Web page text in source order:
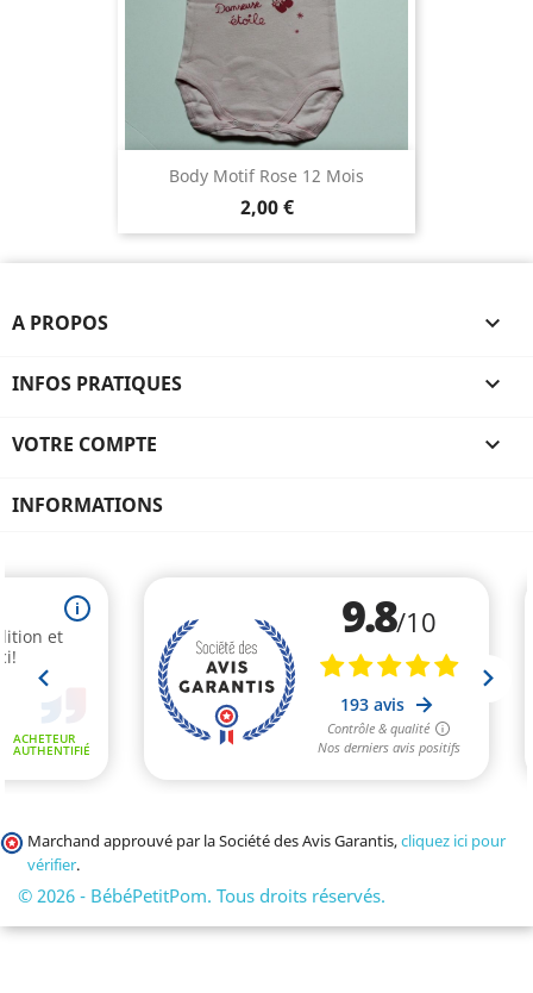
Body Motif Rose 12 Mois
2,00 €
A PROPOS 
INFOS PRATIQUES 
VOTRE COMPTE 
INFORMATIONS
Marchand approuvé par la Société des Avis Garantis,cliquez ici pour
vérifier.
© 2026 - BébéPetitPom. Tous droits réservés.